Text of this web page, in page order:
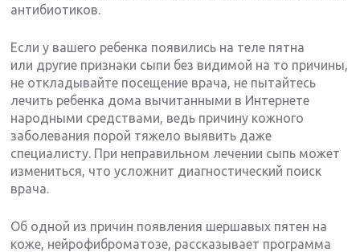
антибиотиков.
Если у вашего ребенка появились на теле пятна
или другие признаки сыпи без видимой на то причины,
не откладывайте посещение врача, не пытайтесь
лечить ребенка дома вычитанными в Интернете
народными средствами, ведь причину кожного
заболевания порой тяжело выявить даже
специалисту. При неправильном лечении сыпь может
измениться, что усложнит диагностический поиск
врача.
Об одной из причин появления шершавых пятен на
коже, нейрофиброматозе, рассказывает программа